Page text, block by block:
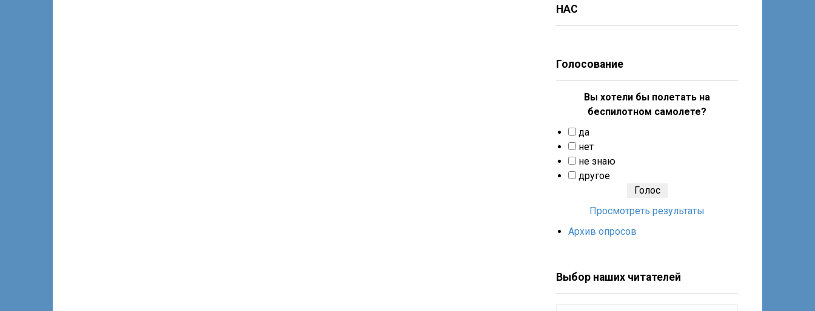
НАС
Голосование
Вы хотели бы полетать на
беспилотном самолете?
да
нет
не знаю
другое
Просмотреть результаты
Архив опросов
Выбор наших читателей